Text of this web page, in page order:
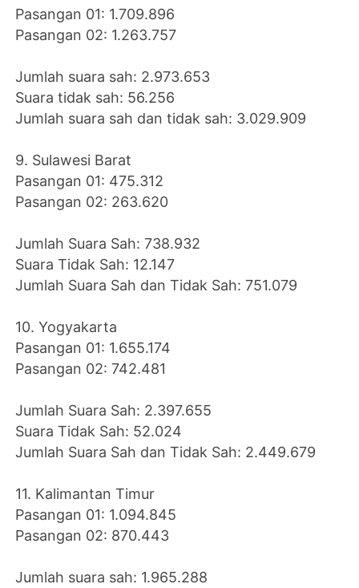
Pasangan 01: 1.709.896
Pasangan 02: 1.263.757
Jumlah suara sah: 2.973.653
Suara tidak sah: 56.256
Jumlah suara sah dan tidak sah: 3.029.909
9. Sulawesi Barat
Pasangan 01: 475.312
Pasangan 02: 263.620
Jumlah Suara Sah: 738.932
Suara Tidak Sah: 12.147
Jumlah Suara Sah dan Tidak Sah: 751.079
10. Yogyakarta
Pasangan 01: 1.655.174
Pasangan 02: 742.481
Jumlah Suara Sah: 2.397.655
Suara Tidak Sah: 52.024
Jumlah Suara Sah dan Tidak Sah: 2.449.679
11. Kalimantan Timur
Pasangan 01: 1.094.845
Pasangan 02: 870.443
Jumlah suara sah: 1.965.288